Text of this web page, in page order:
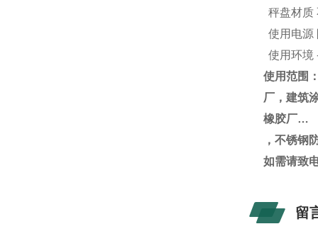
秤盘材质
使用电源
使用环境
使用范围
厂，建筑
橡胶厂…
，不锈钢
如需请致
留